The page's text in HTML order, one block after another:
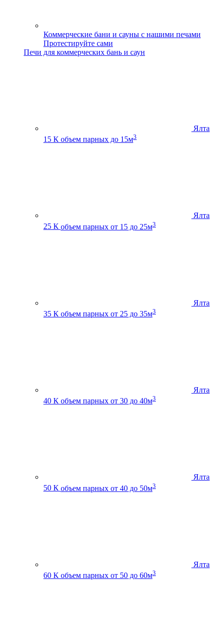
Коммерческие бани и сауны с нашими печами
Протестируйте сами
Печи для коммерческих бань и саун
Ялта
15 К объем парных до 15м3
Ялта
25 К объем парных от 15 до 25м3
Ялта
35 К объем парных от 25 до 35м3
Ялта
40 К объем парных от 30 до 40м3
Ялта
50 К объем парных от 40 до 50м3
Ялта
60 К объем парных от 50 до 60м3